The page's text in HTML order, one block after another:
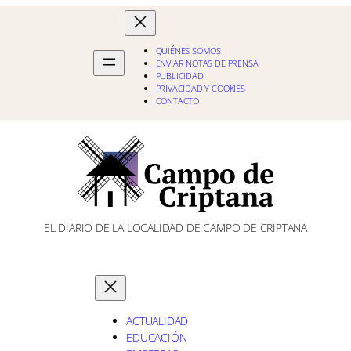
QUIÉNES SOMOS
ENVIAR NOTAS DE PRENSA
PUBLICIDAD
PRIVACIDAD Y COOKIES
CONTACTO
EL DIARIO DE LA LOCALIDAD DE CAMPO DE CRIPTANA
ACTUALIDAD
EDUCACIÓN